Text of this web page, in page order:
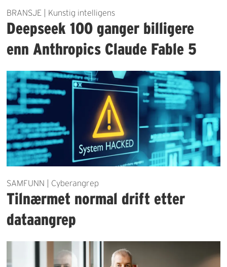
BRANSJE | Kunstig intelligens
Deepseek 100 ganger billigere
enn Anthropics Claude Fable 5
SAMFUNN | Cyberangrep
Tilnærmet normal drift etter
dataangrep